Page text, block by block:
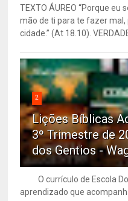
TEXTO ÁUREO “Porque
mão de ti para te fazer
cidade.” (At 18.10).
2
Lições Bíblicas
3º Trimestre de
dos Gentios -
O currículo de Escola
aprendizado que